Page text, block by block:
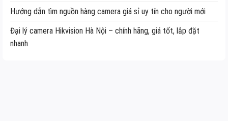
Hướng dẫn tìm nguồn hàng camera giá sỉ uy tín cho người mới
Đại lý camera Hikvision Hà Nội – chính hãng, giá tốt, lắp đặt
nhanh